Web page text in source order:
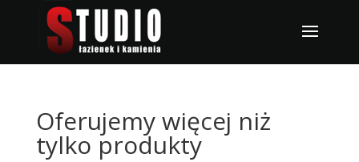
Oferujemy więcej niż
tylko produkty